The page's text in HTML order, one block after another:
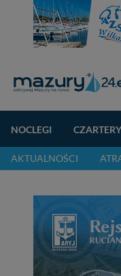
NOCLEGI CZARTERY
AKTUALNOŚCI